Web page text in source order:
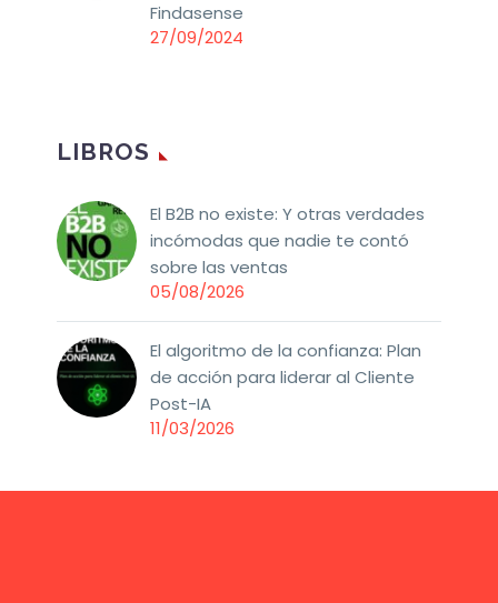
Findasense
27/09/2024
LIBROS
El B2B no existe: Y otras verdades
incómodas que nadie te contó
sobre las ventas
05/08/2026
El algoritmo de la confianza: Plan
de acción para liderar al Cliente
Post-IA
11/03/2026